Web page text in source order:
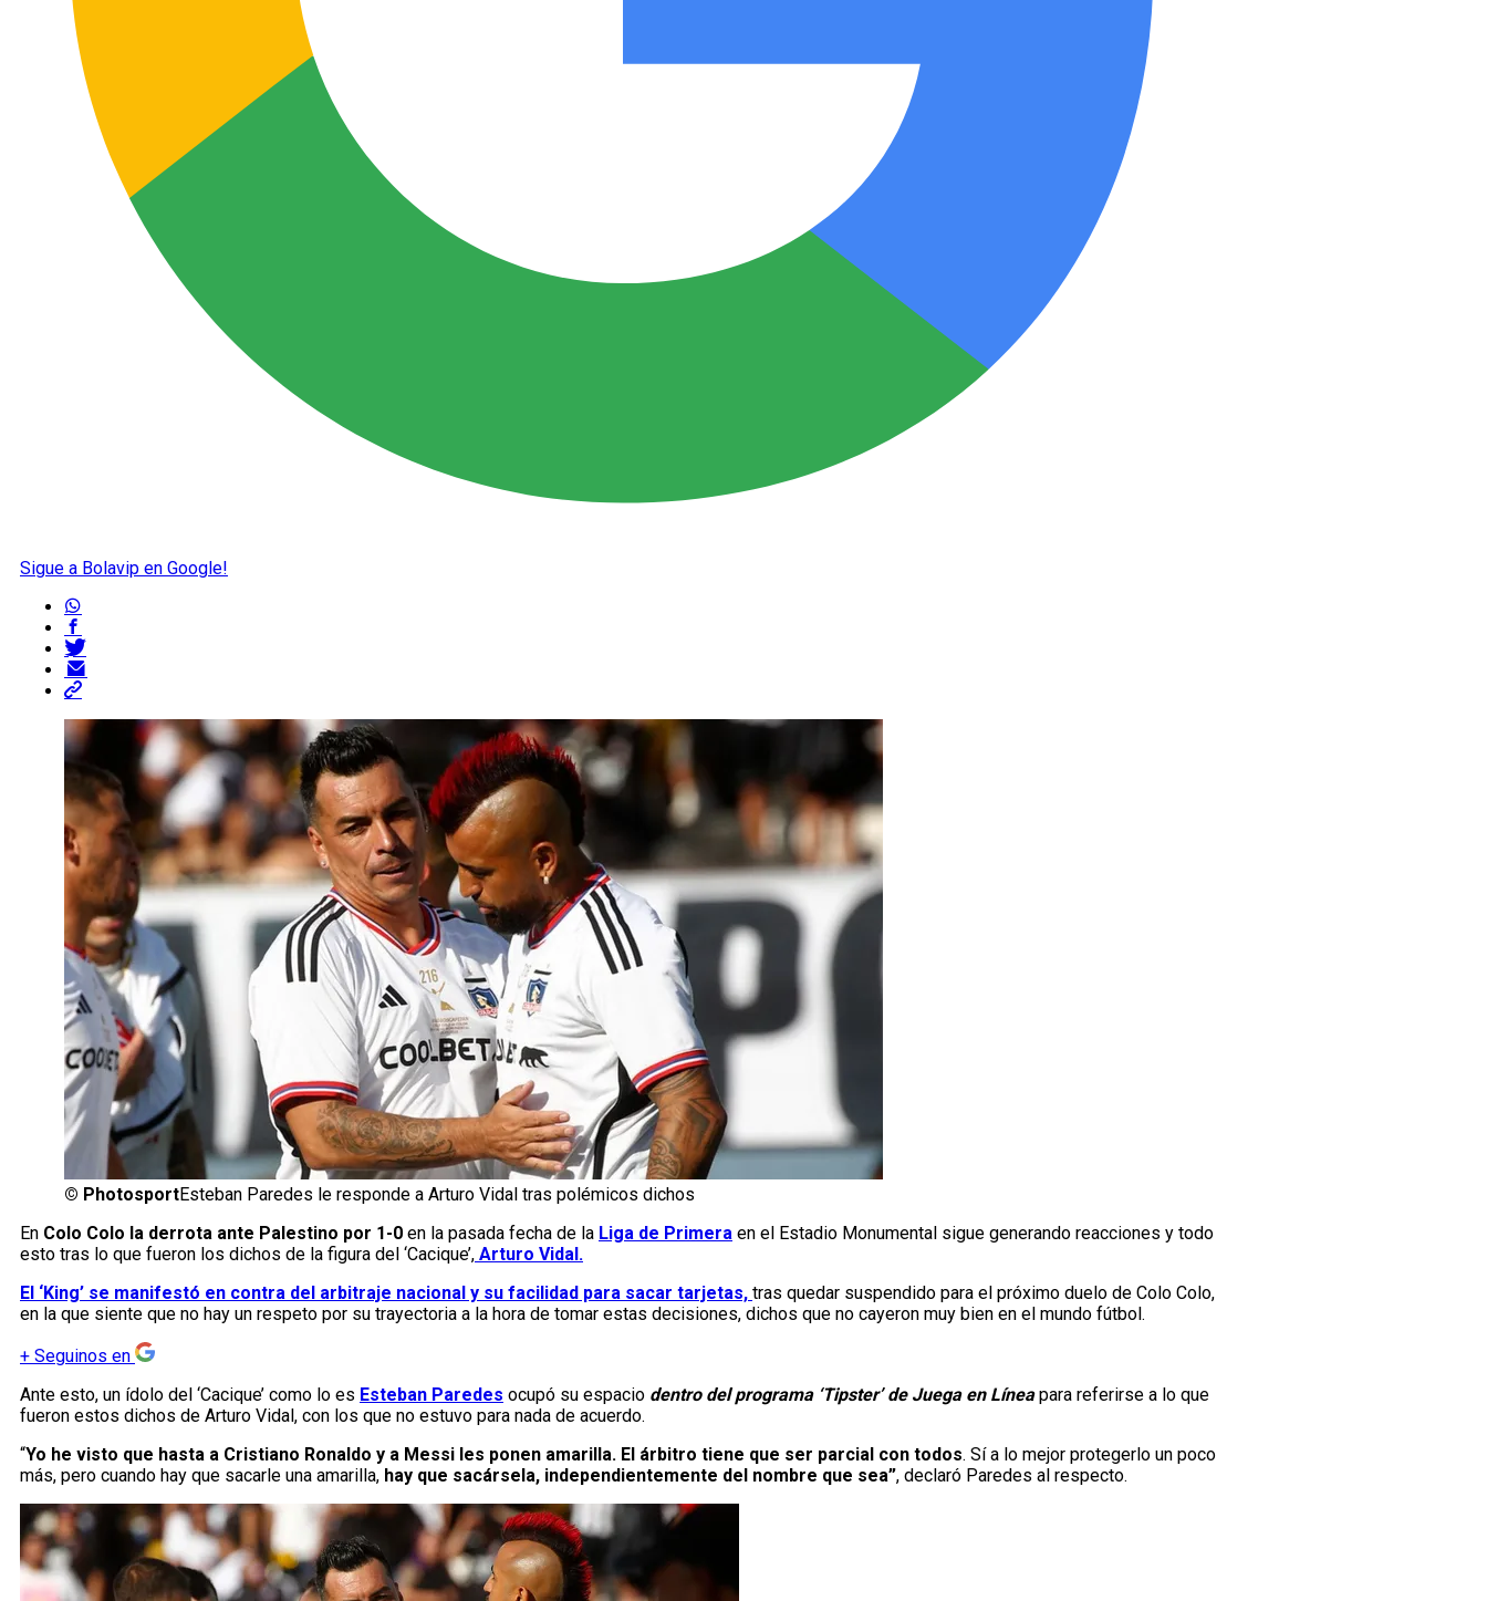
Sigue a Bolavip en Google!
© PhotosportEsteban Paredes le responde a Arturo Vidal tras polémicos dichos
En Colo Colo la derrota ante Palestino por 1-0 en la pasada fecha de la Liga de Primera en el Estadio Monumental sigue generando reacciones y todo
esto tras lo que fueron los dichos de la figura del ‘Cacique’, Arturo Vidal.
El ‘King’ se manifestó en contra del arbitraje nacional y su facilidad para sacar tarjetas, tras quedar suspendido para el próximo duelo de Colo Colo,
en la que siente que no hay un respeto por su trayectoria a la hora de tomar estas decisiones, dichos que no cayeron muy bien en el mundo fútbol.
+ Seguinos en
Ante esto, un ídolo del ‘Cacique’ como lo es Esteban Paredes ocupó su espacio dentro del programa ‘Tipster’ de Juega en Líneapara referirse a lo que
fueron estos dichos de Arturo Vidal, con los que no estuvo para nada de acuerdo.
“Yo he visto que hasta a Cristiano Ronaldo y a Messi les ponen amarilla. El árbitro tiene que ser parcial con todos. Sí a lo mejor protegerlo un poco
más, pero cuando hay que sacarle una amarilla, hay que sacársela, independientemente del nombre que sea”, declaró Paredes al respecto.